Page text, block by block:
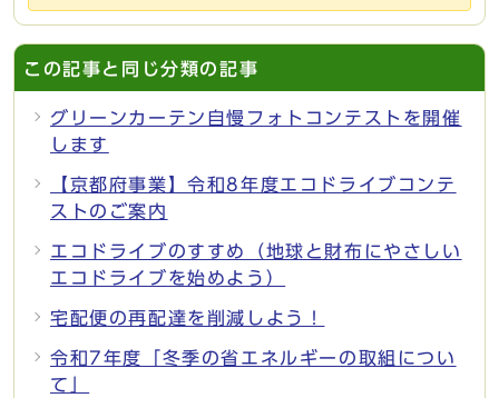
この記事と同じ分類の記事
グリーンカーテン自慢フォトコンテストを開催
します
【京都府事業】令和8年度エコドライブコンテ
ストのご案内
エコドライブのすすめ（地球と財布にやさしい
エコドライブを始めよう）
宅配便の再配達を削減しよう！
令和7年度「冬季の省エネルギーの取組につい
て」